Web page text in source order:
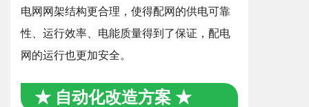
电网网架结构更合理，使得配网的供电可靠
性、运行效率、电能质量得到了保证，配电
网的运行也更加安全。
★ 自动化改造方案 ★